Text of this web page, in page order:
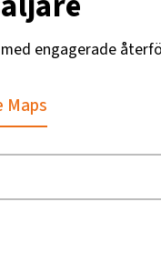
engagerade
Maps